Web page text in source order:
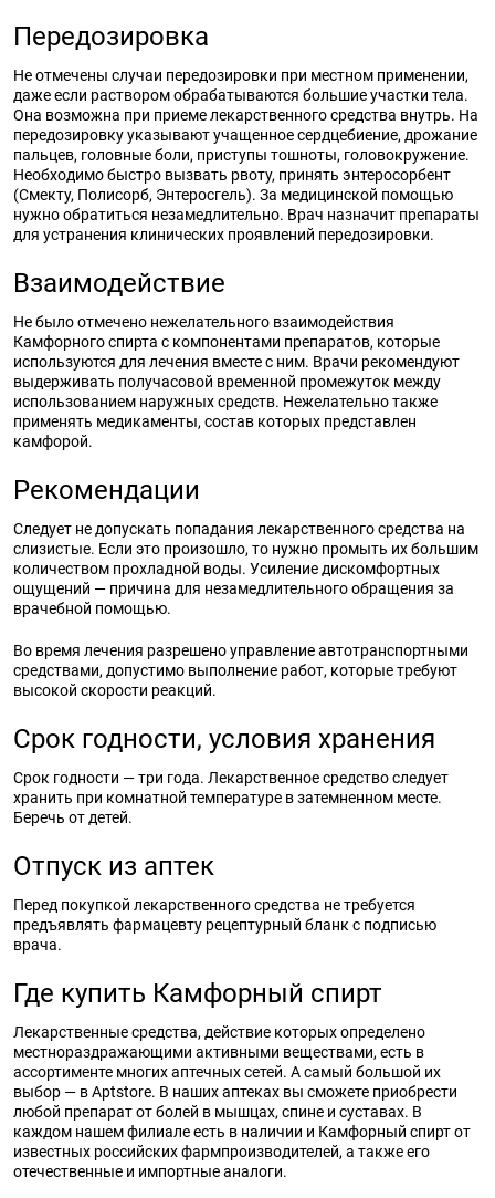
Передозировка
Не отмечены случаи передозировки при местном применении,
даже если раствором обрабатываются большие участки тела.
Она возможна при приеме лекарственного средства внутрь. На
передозировку указывают учащенное сердцебиение, дрожание
пальцев, головные боли, приступы тошноты, головокружение.
Необходимо быстро вызвать рвоту, принять энтеросорбент
(Смекту, Полисорб, Энтеросгель). За медицинской помощью
нужно обратиться незамедлительно. Врач назначит препараты
для устранения клинических проявлений передозировки.
Взаимодействие
Не было отмечено нежелательного взаимодействия
Камфорного спирта с компонентами препаратов, которые
используются для лечения вместе с ним. Врачи рекомендуют
выдерживать получасовой временной промежуток между
использованием наружных средств. Нежелательно также
применять медикаменты, состав которых представлен
камфорой.
Рекомендации
Следует не допускать попадания лекарственного средства на
слизистые. Если это произошло, то нужно промыть их большим
количеством прохладной воды. Усиление дискомфортных
ощущений — причина для незамедлительного обращения за
врачебной помощью.
Во время лечения разрешено управление автотранспортными
средствами, допустимо выполнение работ, которые требуют
высокой скорости реакций.
Срок годности, условия хранения
Срок годности — три года. Лекарственное средство следует
хранить при комнатной температуре в затемненном месте.
Беречь от детей.
Отпуск из аптек
Перед покупкой лекарственного средства не требуется
предъявлять фармацевту рецептурный бланк с подписью
врача.
Где купить Камфорный спирт
Лекарственные средства, действие которых определено
местнораздражающими активными веществами, есть в
ассортименте многих аптечных сетей. А самый большой их
выбор — в Aptstore. В наших аптеках вы сможете приобрести
любой препарат от болей в мышцах, спине и суставах. В
каждом нашем филиале есть в наличии и Камфорный спирт от
известных российских фармпроизводителей, а также его
отечественные и импортные аналоги.